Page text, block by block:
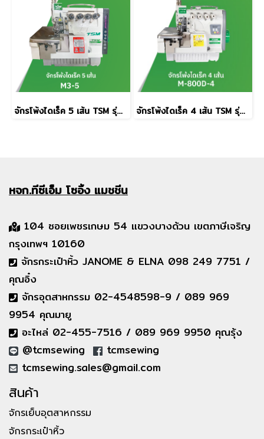
จักรโพ้งไดเร็ค 5 เส้น TSM รุ่น M3-5 จักรโพ้งไดเร็ค 4 เส้น TSM รุ่น M-800D-4
หจก.ทีซีเอ็มโซอิ้ง แมชชีน
104 ซอยเพชรเกษม 54 แขวงบางด้วน เขตภาษีเจริญ
กรุงเทพฯ 10160
จักรกระเป๋าหิ้ว JANOME & ELNA 098 249 7751 /
คุณอิ๋ง
จักรอุตสาหกรรม 02-4548598-9 / 089 969
9954 คุณมายู
อะไหล่ 02-455-7516 / 089 969 9950 คุณรุ้ง
@tcmsewing
tcmsewing
tcmsewing.sales@gmail.com
สินค้า
จักรเย็บอุตสาหกรรม
จักรกระเป๋าหิ้ว